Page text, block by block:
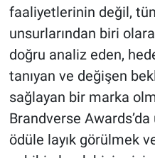
faaliyetlerinin değil,
unsurlarından biri
doğru analiz eden,
tanıyan ve değişen
sağlayan bir marka
Brandverse
ödüle layık görülmek